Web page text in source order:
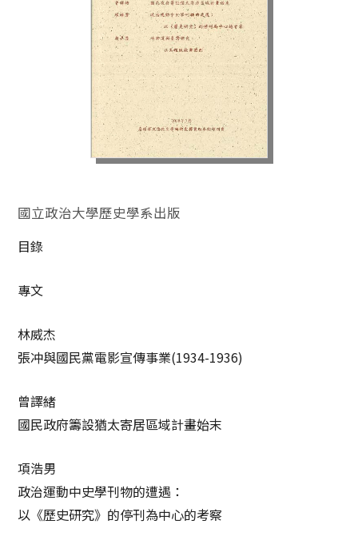
國立政治大學歷史學系出版
目錄
專文
林威杰
張冲與國民黨電影宣傳事業(1934-1936)
曾譯緒
國民政府籌設猶太寄居區域計畫始末
項浩男
政治運動中史學刊物的遭遇：
以《歷史研究》的停刊為中心的考察